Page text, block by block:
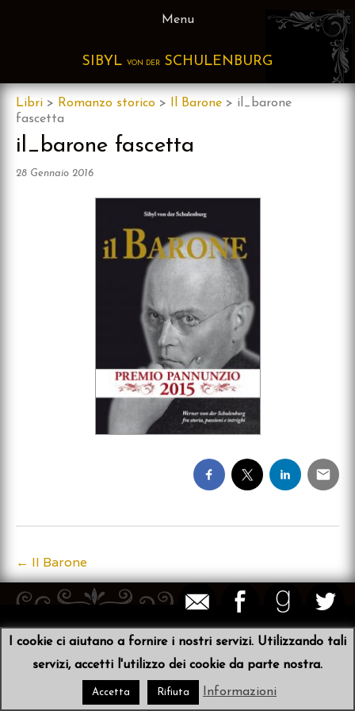
Menu
SIBYL VON DER SCHULENBURG
Libri > Romanzo storico > Il Barone > il_barone
fascetta
il_barone fascetta
28 Gennaio 2016
Post
navigation
← Il Barone
I cookie ci aiutano a fornire i nostri servizi. Utilizzando tali
servizi, accetti l'utilizzo dei cookie da parte nostra.
Accetta Rifiuta Informazioni
© 2026Sibyl von der Schulenburg • Scribit